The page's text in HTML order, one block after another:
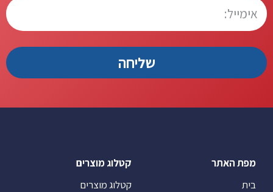
מפת האתר
בית
קטלוג מוצרים
קטלוג מוצרים